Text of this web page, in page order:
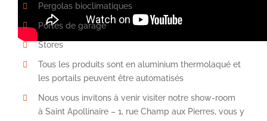
Pergolas bioclimatiques
Portes de garage
Stores
Tous les produits sont en aluminium thermolaqué et
les portails peuvent être automatisés
Nous vous invitons à venir visiter notre show-room
à Saint Apollinaire – 1, rue Champ aux Pierres, vous y